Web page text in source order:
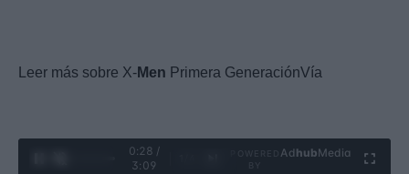
Leer más sobre X-Men Primera GeneraciónVía
0:29 /
3:09
Ad hubMedia